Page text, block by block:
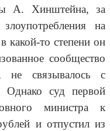
А. Хинштейна, за
на
какой-то степени он
сообщество
не связывалось с
Однако суд первой
министра к
и отпустил из